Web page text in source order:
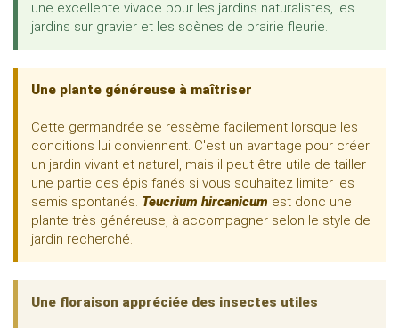
une excellente vivace pour les jardins naturalistes, les
jardins sur gravier et les scènes de prairie fleurie.
Une plante généreuse à maîtriser
Cette germandrée se ressème facilement lorsque les
conditions lui conviennent. C'est un avantage pour créer
un jardin vivant et naturel, mais il peut être utile de tailler
une partie des épis fanés si vous souhaitez limiter les
semis spontanés. Teucrium hircanicum est donc une
plante très généreuse, à accompagner selon le style de
jardin recherché.
Une floraison appréciée des insectes utiles